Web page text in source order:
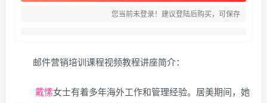
您当前未登录！建议登陆后购买，可保存
邮件营销培训课程视频教程讲座简介：
戴愫女士有着多年海外工作和管理经验。居美期间，她